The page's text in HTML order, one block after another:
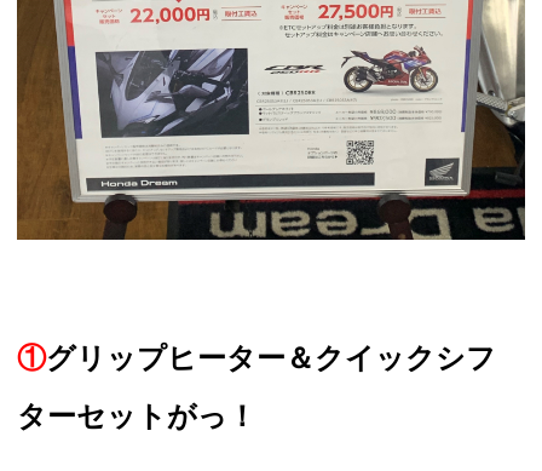
①グリップヒーター＆クイックシフ
ターセットがっ！